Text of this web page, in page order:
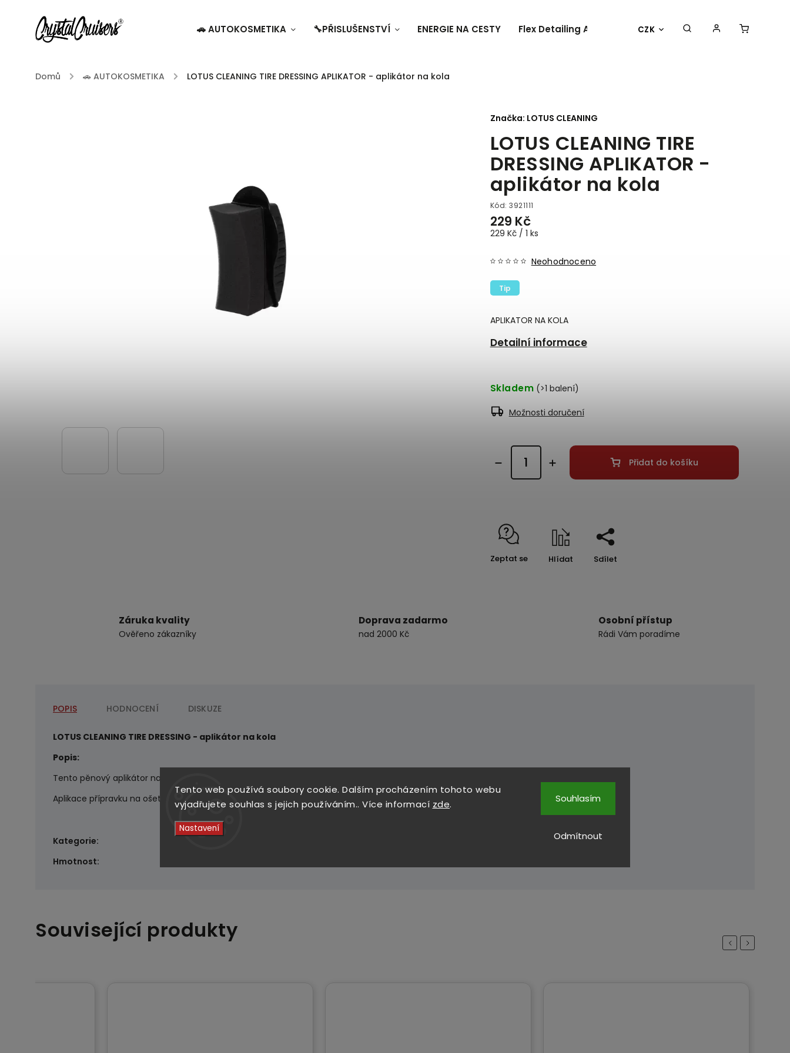
Tento web používá soubory cookie. Dalším procházením tohoto webu
vyjadřujete souhlas s jejich používáním.. Více informací zde.
Nastavení
Odmítnout
Souhlasím
CZK
🚗 AUTOKOSMETIKA 🔧PŘISLUŠENSTVÍ ENERGIE NA CESTY Flex Detailing Academy 2025 BESTSELLER OBLEČENÍ
Domů / 🚗 AUTOKOSMETIKA / LOTUS CLEANING TIRE DRESSING APLIKATOR - aplikátor na kola
LOTUS CLEANING TIRE
DRESSING APLIKATOR -
aplikátor na kola
Kód: 3921111
229 Kč
229 Kč / 1 ks
Tip
Neohodnoceno
APLIKATOR NA KOLA
Detailní informace
Značka: LOTUS CLEANING
Skladem (>1 balení)
Možnosti doručení
Přidat do košíku
Zeptat se Hlídat Sdílet
Záruka kvality
Ověřeno zákazníky
Doprava zadarmo
nad 2000 Kč
Osobní přístup
Rádi Vám poradíme
POPIS HODNOCENÍ DISKUZE
LOTUS CLEANING TIRE DRESSING - aplikátor na kola
Popis:
Tento pěnový aplikátor na kola ochrání vaše ruce od nečistot a dokonale ošetří kola vašeho vozu.
Aplikace přípravku na ošetření pneumatik tak bude jednoduchá, rychlá a ruce bez nečistot.
Kategorie:
Hmotnost:
Související produkty Previous
Next